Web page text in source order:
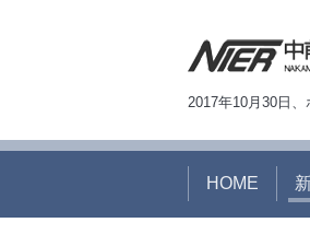
2017年10月30日
HOME